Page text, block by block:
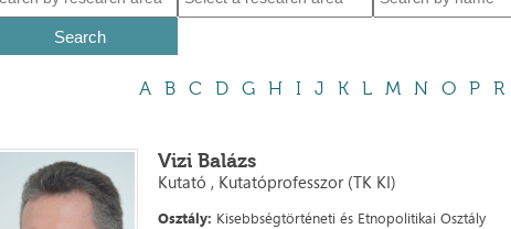
A B C D G H I J K L M N O P R
Vizi Balázs
Kutató , Kutatóprofesszor (TK KI)
Osztály: Kisebbségtörténeti és Etnopolitikai Osztály